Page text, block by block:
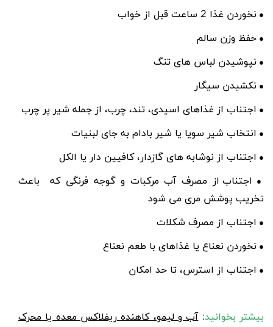
● نخوردن غذا 2 ساعت قبل از خواب
● حفظ وزن سالم
● نپوشیدن لباس های تنگ
● نکشیدن سیگار
● اجتناب از غذاهای اسیدی، تند، چرب، از جمله شیر پر چرب
● انتخاب شیر سویا یا شیر بادام به جای لبنیات
● اجتناب از نوشابه های گازدار، کافیین دار یا الکل
● اجتناب از مصرف آب مرکبات و گوجه فرنگی که باعث
تخریب پوشش مری می شود
● اجتناب از مصرف شکلات
● نخوردن نعناع یا غذاهای با طعم نعناع
● اجتناب از استرس، تا حد امکان
بیشتر بخوانید:آب و لیمو، کاهنده ریفلاکس معده یا محرک